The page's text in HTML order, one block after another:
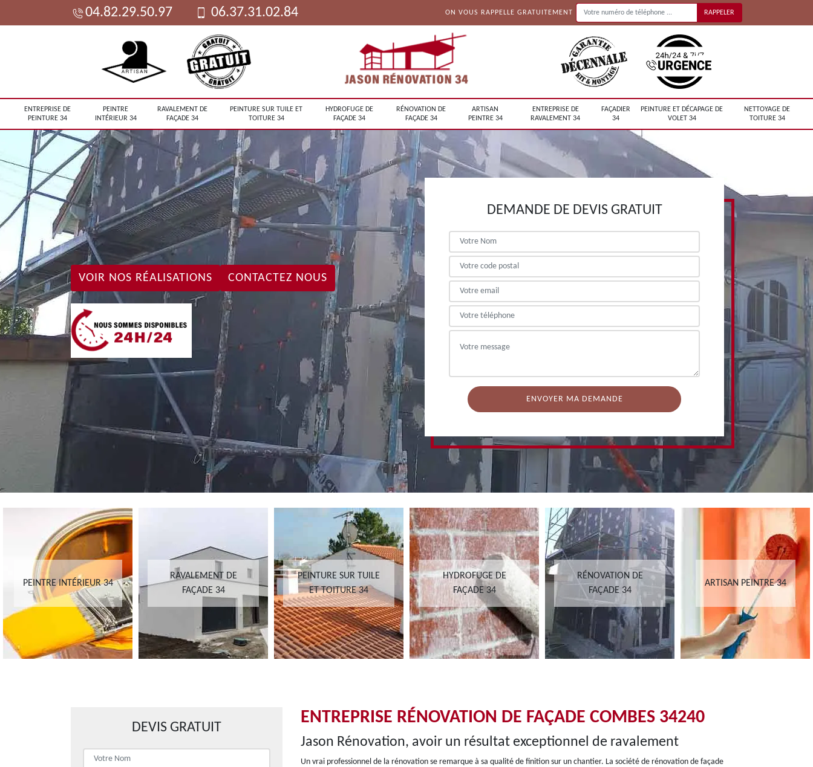
04.82.29.50.97 06.37.31.02.84 ON VOUS RAPPELLE GRATUITEMENT
ENTREPRISE DE
PEINTURE 34
PEINTRE
INTÉRIEUR 34
RAVALEMENT DE
FAÇADE 34
PEINTURE SUR TUILE ET
TOITURE 34
HYDROFUGE DE
FAÇADE 34
RÉNOVATION DE
FAÇADE 34
ARTISAN
PEINTRE 34
ENTREPRISE DE
RAVALEMENT 34
FAÇADIER
34
PEINTURE ET DÉCAPAGE DE
VOLET 34
NETTOYAGE DE
TOITURE 34
VOIR NOS RÉALISATIONS CONTACTEZ NOUS
DEMANDE DE DEVIS GRATUIT
PEINTRE INTÉRIEUR 34
RAVALEMENT DE
FAÇADE 34
PEINTURE SUR TUILE
ET TOITURE 34
HYDROFUGE DE
FAÇADE 34
RÉNOVATION DE
FAÇADE 34
ARTISAN PEINTRE 34
DEVIS GRATUIT
ENTREPRISE RÉNOVATION DE FAÇADE COMBES 34240
Jason Rénovation, avoir un résultat exceptionnel de ravalement
Un vrai professionnel de la rénovation se remarque à sa qualité de finition sur un chantier. La société de rénovation de façade